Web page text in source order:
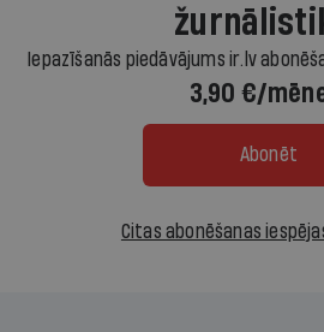
Iepazīšanās piedāvājums ir.lv
3,90 €/
Abonēt
Citas abonēšanas